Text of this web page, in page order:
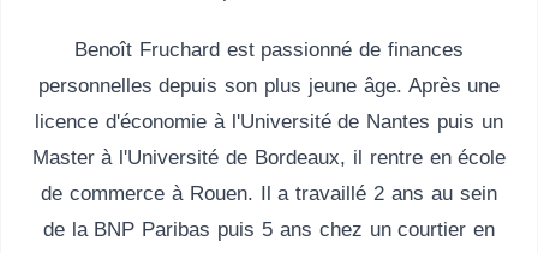
Benoît Fruchard est passionné de finances
personnelles depuis son plus jeune âge. Après une
licence d'économie à l'Université de Nantes puis un
Master à l'Université de Bordeaux, il rentre en école
de commerce à Rouen. Il a travaillé 2 ans au sein
de la BNP Paribas puis 5 ans chez un courtier en